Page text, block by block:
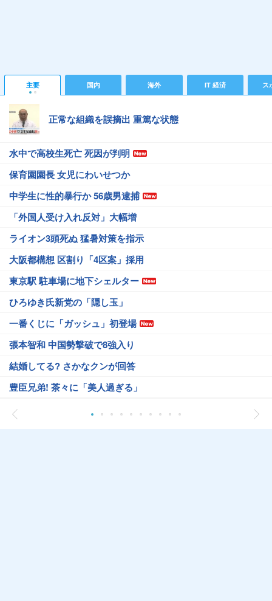
主要 国内 海外 IT 経済 ス
正常な組織を誤摘出 重篤な状態
水中で高校生死亡 死因が判明
保育園園長 女児にわいせつか
中学生に性的暴行か 56歳男逮捕
「外国人受け入れ反対」大幅増
ライオン3頭死ぬ 猛暑対策を指示
大阪都構想 区割り「4区案」採用
東京駅 駐車場に地下シェルター
ひろゆき氏新党の「隠し玉」
一番くじに「ガッシュ」初登場
張本智和 中国勢撃破で8強入り
結婚してる? さかなクンが回答
豊臣兄弟! 茶々に「美人過ぎる」